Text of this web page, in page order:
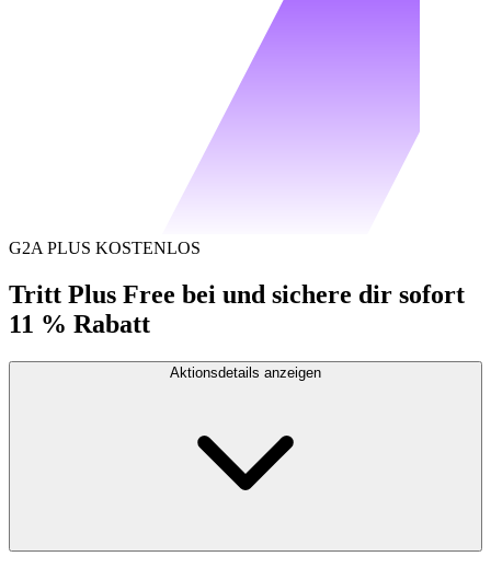
G2A PLUS KOSTENLOS
Tritt Plus Free bei und sichere dir sofort
11 % Rabatt
Aktionsdetails anzeigen